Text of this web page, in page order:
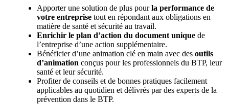
Apporter une solution de plus pourla performance de
votre entreprise tout en répondant aux obligations en
matière de santé et sécurité au travail.
Enrichir le plan d’action du document unique de
l’entreprise d’une action supplémentaire.
Bénéficier d’une animation clé en main avec des outils
d’animation conçus pour les professionnels du BTP, leur
santé et leur sécurité.
Profiter de conseils et de bonnes pratiques facilement
applicables au quotidien et délivrés par des experts de la
prévention dans le BTP.